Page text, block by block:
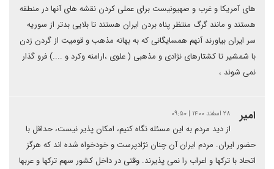
های آمریکا و غرب و صهیونیست برای عملی کردن نقشه های آنها در منطقه
هستند و مانند گرگ منتظر پناه بردن ایران هستند تا بلایی بدتر از سوریه
سر ایران بیاورند آنهم همسایگانی که به بهانه مذهب و قومیت از گردن زدن
با شمشیر تا کشتارهای نژادی و مذهبی ( علوی ،ارامنه وکرد و ....) فرو گذار
نمی شوند ،
امیر ۲۸ اسفند ۱۴۰۰ | ۰۹:۵۰
از دید مردم به این مسئله نگاه کنیم، امکان پذیر نیست، حداقل با
حضور ایران. مردم ایران آن چنان نژادپرست و خودخواه شده اند که هرگز
اتحاد با ترکها و اعراب را نمی پذیرند. وقتی در داخل کشور سهم ترکها و عربها